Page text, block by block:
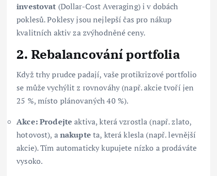
investovat (Dollar-Cost Averaging) i v dobách
poklesů. Poklesy jsou nejlepší čas pro nákup
kvalitních aktiv za zvýhodněné ceny.
2. Rebalancování portfolia
Když trhy prudce padají, vaše protikrizové portfolio
se může vychýlit z rovnováhy (např. akcie tvoří jen
25 %, místo plánovaných 40 %).
Akce:Prodejte aktiva, která vzrostla (např. zlato,
hotovost), anakupte ta, která klesla (např. levnější
akcie). Tím automaticky kupujete nízko a prodáváte
vysoko.